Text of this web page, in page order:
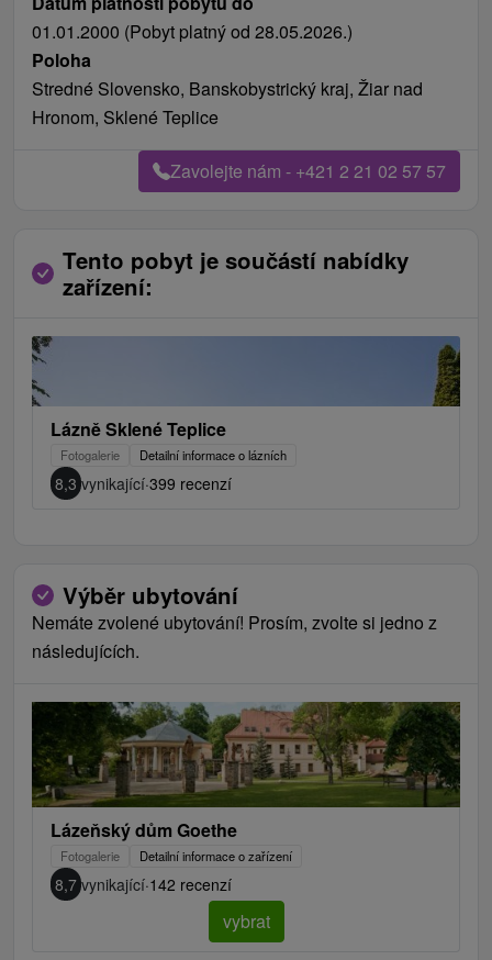
01.01.2000 (Pobyt platný od 28.05.2026.)
Poloha
Stredné Slovensko, Banskobystrický kraj, Žiar nad
Hronom, Sklené Teplice
Zavolejte nám - +421 2 21 02 57 57
Tento pobyt je součástí nabídky
zařízení:
Lázně Sklené Teplice
Fotogalerie Detailní informace o lázních
8,3 vynikající·399 recenzí
Výběr ubytování
Nemáte zvolené ubytování! Prosím, zvolte si jedno z
následujících.
Lázeňský dům Goethe
Fotogalerie Detailní informace o zařízení
8,7 vynikající·142 recenzí
vybrat